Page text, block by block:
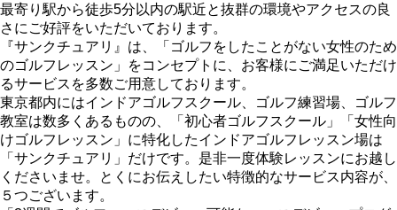
最寄り駅から徒歩5分以内の駅近と抜群の環境やアクセスの良
さにご好評をいただいております。
『サンクチュアリ』は、「ゴルフをしたことがない女性のため
のゴルフレッスン」をコンセプトに、お客様にご満足いただけ
るサービスを多数ご用意しております。
東京都内にはインドアゴルフスクール、ゴルフ練習場、ゴルフ
教室は数多くあるものの、「初心者ゴルフスクール」「女性向
けゴルフレッスン」に特化したインドアゴルフレッスン場は
「サンクチュアリ」だけです。是非一度体験レッスンにお越し
くださいませ。とくにお伝えしたい特徴的なサービス内容が、
５つございます。